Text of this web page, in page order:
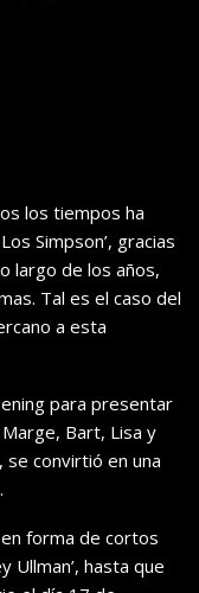
los tiempos ha
Simpson’, gracias
largo de los años,
Tal es el caso del
a esta
para presentar
Bart, Lisa y
se convirtió en una
forma de cortos
Ullman’, hasta que